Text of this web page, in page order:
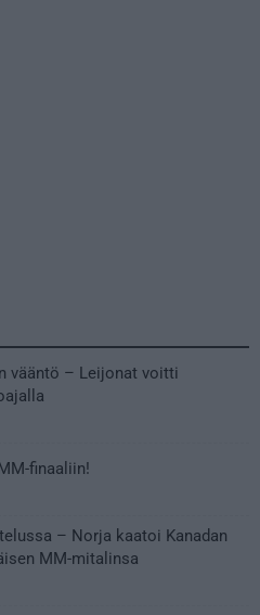
vääntö – Leijonat voitti
finaaliin!
– Norja kaatoi Kanadan
MM-mitalinsa